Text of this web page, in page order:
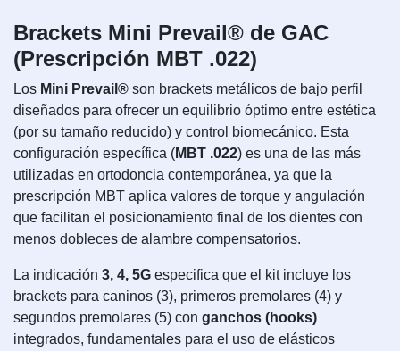
Brackets Mini Prevail® de GAC
(Prescripción MBT .022)
Los Mini Prevail® son brackets metálicos de bajo perfil
diseñados para ofrecer un equilibrio óptimo entre estética
(por su tamaño reducido) y control biomecánico. Esta
configuración específica (MBT .022) es una de las más
utilizadas en ortodoncia contemporánea, ya que la
prescripción MBT aplica valores de torque y angulación
que facilitan el posicionamiento final de los dientes con
menos dobleces de alambre compensatorios.
La indicación 3, 4, 5G especifica que el kit incluye los
brackets para caninos (3), primeros premolares (4) y
segundos premolares (5) con ganchos (hooks)
integrados, fundamentales para el uso de elásticos